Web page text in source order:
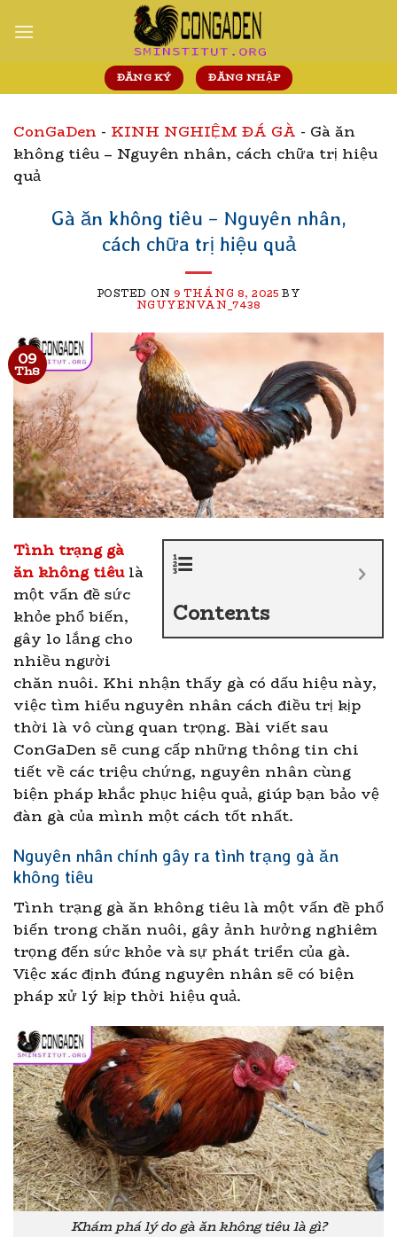
ĐĂNG KÝ ĐĂNG NHẬP
ConGaDen - KINH NGHIỆM ĐÁ GÀ - Gà ăn
không tiêu – Nguyên nhân, cách chữa trị hiệu
quả
Gà ăn không tiêu – Nguyên nhân,
cách chữa trị hiệu quả
POSTED ON9 THÁNG 8, 2025 BY
NGUYENVAN_7438
09
Th8
Contents
Tình trạng gà
ăn không tiêulà
một vấn đề sức
khỏe phổ biến,
gây lo lắng cho
nhiều người
chăn nuôi. Khi nhận thấy gà có dấu hiệu này,
việc tìm hiểu nguyên nhân cách điều trị kịp
thời là vô cùng quan trọng. Bài viết sau
ConGaDen sẽ cung cấp những thông tin chi
tiết về các triệu chứng, nguyên nhân cùng
biện pháp khắc phục hiệu quả, giúp bạn bảo vệ
đàn gà của mình một cách tốt nhất.
Nguyên nhân chính gây ra tình trạng gà ăn
không tiêu
Tình trạng gà ăn không tiêu là một vấn đề phổ
biến trong chăn nuôi, gây ảnh hưởng nghiêm
trọng đến sức khỏe và sự phát triển của gà.
Việc xác định đúng nguyên nhân sẽ có biện
pháp xử lý kịp thời hiệu quả.
Khám phá lý do gà ăn không tiêu là gì?